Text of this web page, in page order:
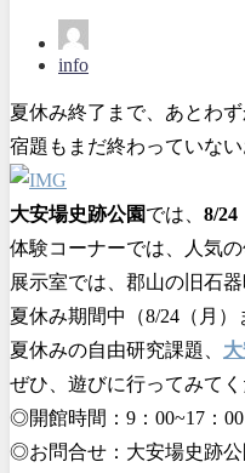
info
夏休み終了まで、あとわず
宿題もまだ終わっていな
大安場史跡公園では、 8/24
体験コーナーでは、人気
展示室では、郡山の旧石
夏休み期間中（8/24（月）
夏休みの自由研究課題、
ぜひ、遊びに行ってみてく
◎開館時間：9：00~17：00
◎お問合せ：大安場史跡公